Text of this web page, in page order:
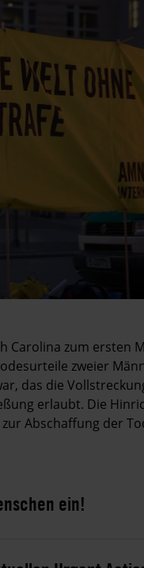
Carolina zum ersten
zweier
das die
erlaubt. Die
Abschaffung der
ein!